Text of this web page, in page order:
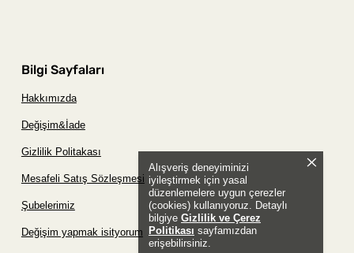
Alışveriş deneyiminizi
iyileştirmek için yasal
düzenlemelere uygun çerezler
(cookies) kullanıyoruz. Detaylı
bilgiye Gizlilik ve Çerez
Politikası sayfamızdan
erişebilirsiniz.
Bilgi Sayfaları
Hakkımızda
Değişim&İade
Gizlilik Politakası
Mesafeli Satış Sözleşmesi
Şubelerimiz
Değişim yapmak isityorum